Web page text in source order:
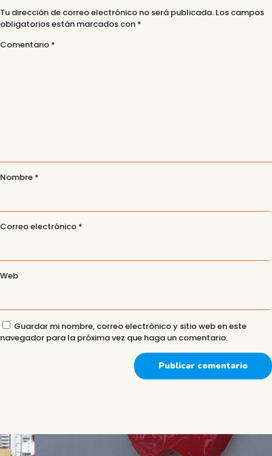
Tu dirección de correo electrónico no será publicada. Los campos
obligatorios están marcados con *
Comentario *
Nombre *
Correo electrónico *
Web
Guardar mi nombre, correo electrónico y sitio web en este
navegador para la próxima vez que haga un comentario.